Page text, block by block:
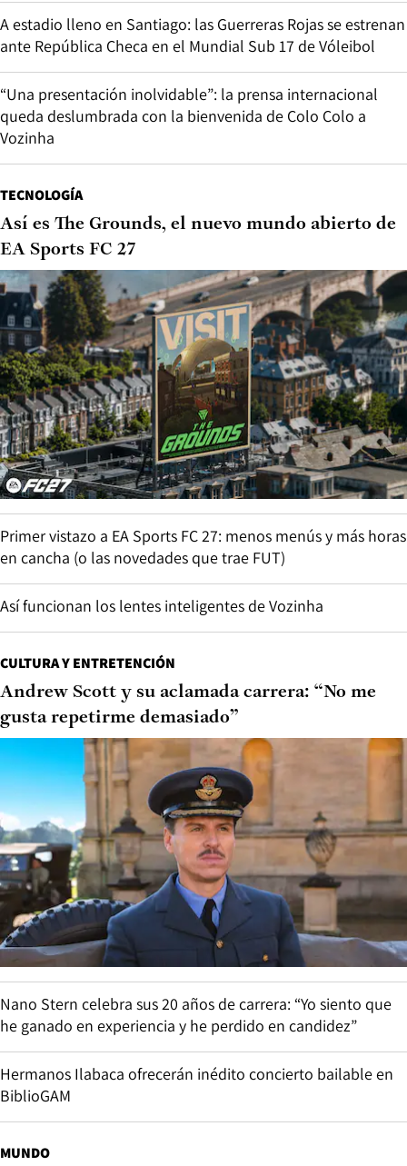
A estadio lleno en Santiago: las Guerreras Rojas se estrenan
ante República Checa en el Mundial Sub 17 de Vóleibol
“Una presentación inolvidable”: la prensa internacional
queda deslumbrada con la bienvenida de Colo Colo a
Vozinha
TECNOLOGÍA
Así es The Grounds, el nuevo mundo abierto de
EA Sports FC 27
Primer vistazo a EA Sports FC 27: menos menús y más horas
en cancha (o las novedades que trae FUT)
Así funcionan los lentes inteligentes de Vozinha
CULTURA Y ENTRETENCIÓN
Andrew Scott y su aclamada carrera: “No me
gusta repetirme demasiado”
Nano Stern celebra sus 20 años de carrera: “Yo siento que
he ganado en experiencia y he perdido en candidez”
Hermanos Ilabaca ofrecerán inédito concierto bailable en
BiblioGAM
MUNDO